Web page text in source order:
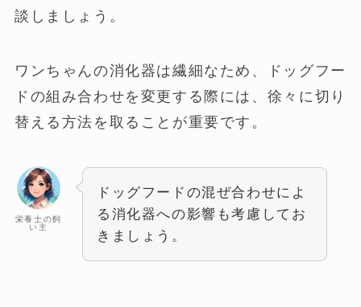
談しましょう。
ワンちゃんの消化器は繊細なため、ドッグフー
ドの組み合わせを変更する際には、徐々に切り
替える方法を取ることが重要です。
栄養士の飼
い主
ドッグフードの混ぜ合わせによ
る消化器への影響も考慮してお
きましょう。